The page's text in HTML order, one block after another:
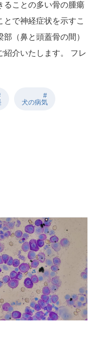
ることの多い骨の腫瘍
で神経症状を示すこ
（鼻と頭蓋骨の間）
紹介いたします。 フレ
⽝の病気